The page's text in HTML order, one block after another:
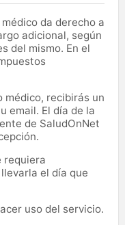
da derecho a
adicional, según
del mismo. En el
médico, recibirás un
email. El día de la
de SaludOnNet
requiera
el día que
uso del servicio.